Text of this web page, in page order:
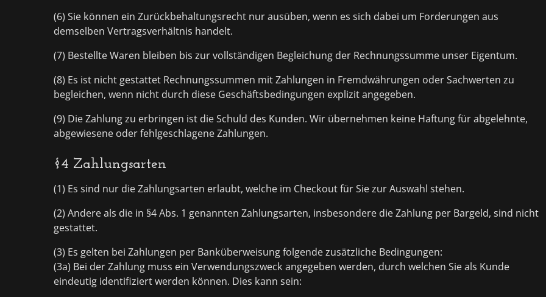
(6) Sie können ein Zurückbehaltungsrecht nur ausüben, wenn es sich dabei um Forderungen aus
demselben Vertragsverhältnis handelt.
(7) Bestellte Waren bleiben bis zur vollständigen Begleichung der Rechnungssumme unser Eigentum.
(8) Es ist nicht gestattet Rechnungssummen mit Zahlungen in Fremdwährungen oder Sachwerten zu
begleichen, wenn nicht durch diese Geschäftsbedingungen explizit angegeben.
(9) Die Zahlung zu erbringen ist die Schuld des Kunden. Wir übernehmen keine Haftung für abgelehnte,
abgewiesene oder fehlgeschlagene Zahlungen.
§4 Zahlungsarten
(1) Es sind nur die Zahlungsarten erlaubt, welche im Checkout für Sie zur Auswahl stehen.
(2) Andere als die in §4 Abs. 1 genannten Zahlungsarten, insbesondere die Zahlung per Bargeld, sind nicht
gestattet.
(3) Es gelten bei Zahlungen per Banküberweisung folgende zusätzliche Bedingungen:
(3a) Bei der Zahlung muss ein Verwendungszweck angegeben werden, durch welchen Sie als Kunde
eindeutig identifiziert werden können. Dies kann sein: